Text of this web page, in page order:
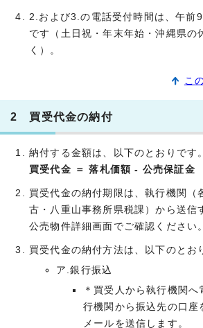
2.および3.の電話受付時間は、午前
です（土日祝・年末年始・沖縄県の
く）。
こ
2 買受代金の納付
納付する金額は、以下のとおりです。
買受代金 ＝ 落札価額 - 公売保証金
買受代金の納付期限は、執行機関（
古・八重山事務所県税課）から送信
公売物件詳細画面でご確認ください。
買受代金の納付方法は、以下のとお
ア.銀行振込
＊買受人から執行機関へ
行機関から振込先の口座
メールを送信します。